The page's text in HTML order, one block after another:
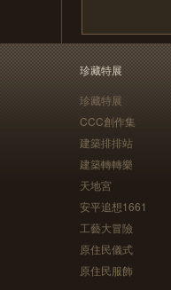
珍藏特展
珍藏特展
CCC創作集
建築排排站
建築轉轉樂
天地宮
安平追想1661
工藝大冒險
原住民儀式
原住民服飾